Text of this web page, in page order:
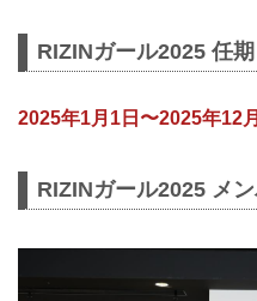
RIZINガール2025 任期
2025年1月1日〜2025年12
RIZINガール2025 メ